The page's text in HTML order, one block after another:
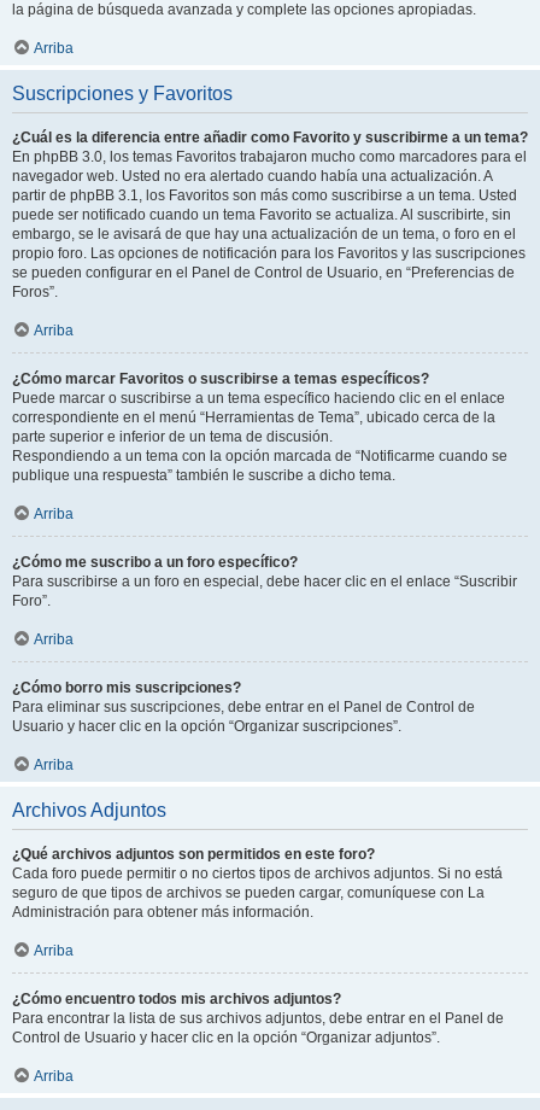
la página de búsqueda avanzada y complete las opciones apropiadas.
Arriba
Suscripciones y Favoritos
¿Cuál es la diferencia entre añadir como Favorito y suscribirme a un tema?
En phpBB 3.0, los temas Favoritos trabajaron mucho como marcadores para el
navegador web. Usted no era alertado cuando había una actualización. A
partir de phpBB 3.1, los Favoritos son más como suscribirse a un tema. Usted
puede ser notificado cuando un tema Favorito se actualiza. Al suscribirte, sin
embargo, se le avisará de que hay una actualización de un tema, o foro en el
propio foro. Las opciones de notificación para los Favoritos y las suscripciones
se pueden configurar en el Panel de Control de Usuario, en “Preferencias de
Foros”.
Arriba
¿Cómo marcar Favoritos o suscribirse a temas específicos?
Puede marcar o suscribirse a un tema específico haciendo clic en el enlace
correspondiente en el menú “Herramientas de Tema”, ubicado cerca de la
parte superior e inferior de un tema de discusión.
Respondiendo a un tema con la opción marcada de “Notificarme cuando se
publique una respuesta” también le suscribe a dicho tema.
Arriba
¿Cómo me suscribo a un foro específico?
Para suscribirse a un foro en especial, debe hacer clic en el enlace “Suscribir
Foro”.
Arriba
¿Cómo borro mis suscripciones?
Para eliminar sus suscripciones, debe entrar en el Panel de Control de
Usuario y hacer clic en la opción “Organizar suscripciones”.
Arriba
Archivos Adjuntos
¿Qué archivos adjuntos son permitidos en este foro?
Cada foro puede permitir o no ciertos tipos de archivos adjuntos. Si no está
seguro de que tipos de archivos se pueden cargar, comuníquese con La
Administración para obtener más información.
Arriba
¿Cómo encuentro todos mis archivos adjuntos?
Para encontrar la lista de sus archivos adjuntos, debe entrar en el Panel de
Control de Usuario y hacer clic en la opción “Organizar adjuntos”.
Arriba